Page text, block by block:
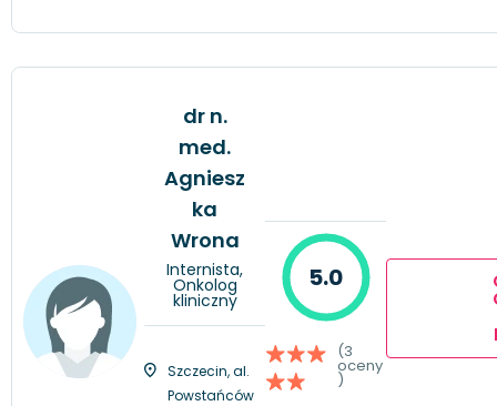
dr n.
med.
Agniesz
ka
Wrona
Internista,
Onkolog
kliniczny
Szczecin, al.
Powstańców
5.0
(3
oceny
)